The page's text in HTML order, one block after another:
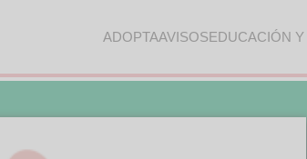
ADOPTAAVISOSEDUCACIÓN